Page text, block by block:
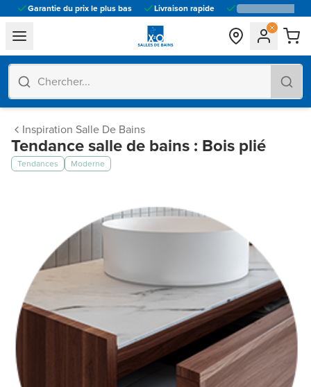
Garantie du prix le plus bas Livraison rapide
general.navigation.toggle_menu.label
Inspiration Salle De Bains
Tendance salle de bains : Bois plié
Tendances Moderne